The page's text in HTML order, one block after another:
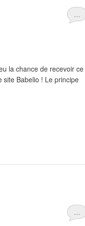
…
la chance de recevoir ce
site Babelio ! Le principe
…